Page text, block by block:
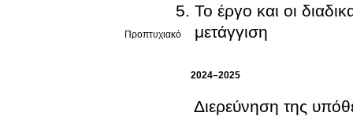
Προπτυχιακό
Το έργο και οι
μετάγγιση
2024–2025
Διερεύνηση της